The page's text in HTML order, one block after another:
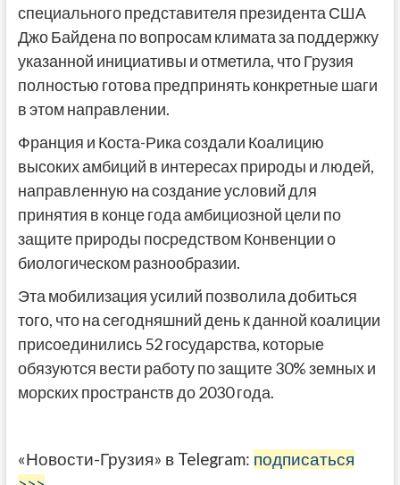
специального представителя президента США
Джо Байдена по вопросам климата за поддержку
указанной инициативы и отметила, что Грузия
полностью готова предпринять конкретные шаги
в этом направлении.
Франция и Коста-Рика создали Коалицию
высоких амбиций в интересах природы и людей,
направленную на создание условий для
принятия в конце года амбициозной цели по
защите природы посредством Конвенции о
биологическом разнообразии.
Эта мобилизация усилий позволила добиться
того, что на сегодняшний день к данной коалиции
присоединились 52 государства, которые
обязуются вести работу по защите 30% земных и
морских пространств до 2030 года.
«Новости-Грузия» в Telegram: подписаться